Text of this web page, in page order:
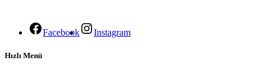
Facebook Instagram
Hızlı Menü